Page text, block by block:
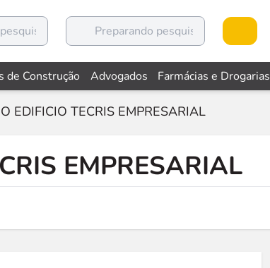
de Construção Advogados Farmácias e Drogarias
EDIFICIO TECRIS EMPRESARIAL
EMPRESARIAL